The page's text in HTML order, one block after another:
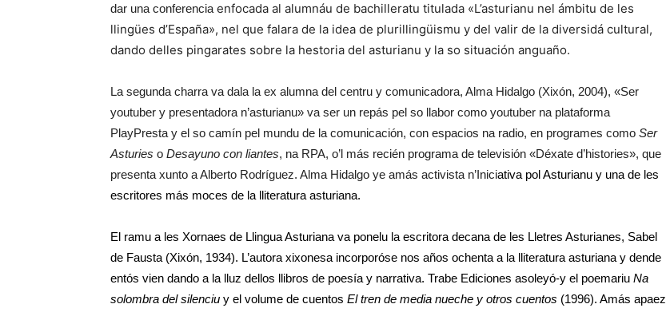
dar una conferenciaenfocada al alumnáu de bachilleratu titulada «L’asturianu nel ámbitu de les
llingües d’España», nel que falara de la idea de plurillingüismu y del valir de la diversidá cultural,
dando delles pingarates sobre la hestoria del asturianu y la so situación anguaño.
La segunda charra va dala la ex alumna del centru y comunicadora, Alma Hidalgo (Xixón, 2004), «Ser
youtuber y presentadora n’asturianu» va ser un repás pel so llabor como youtuber na plataforma
PlayPresta y el so camín pel mundu de la comunicación, con espacios na radio, en programes como Ser
Asturies o Desayuno con liantes, na RPA, o’l más recién programa de televisión «Déxate d’histories», que
presenta xunto a Alberto Rodríguez. Alma Hidalgo ye amás activista n’Iniciativa pol Asturianu y una de les
escritores más moces de la lliteratura asturiana.
El ramu a les Xornaes de Llingua Asturiana va ponelu la escritora decana de les Lletres Asturianes, Sabel
de Fausta (Xixón, 1934). L’autora xixonesa incorporóse nos años ochenta a la lliteratura asturiana y dende
entós vien dando a la lluz dellos llibros de poesía y narrativa. Trabe Ediciones asoleyó-y el poemariu Na
solombra del silenciu y el volume de cuentos El tren de media nueche y otros cuentos (1996). Amás apaez